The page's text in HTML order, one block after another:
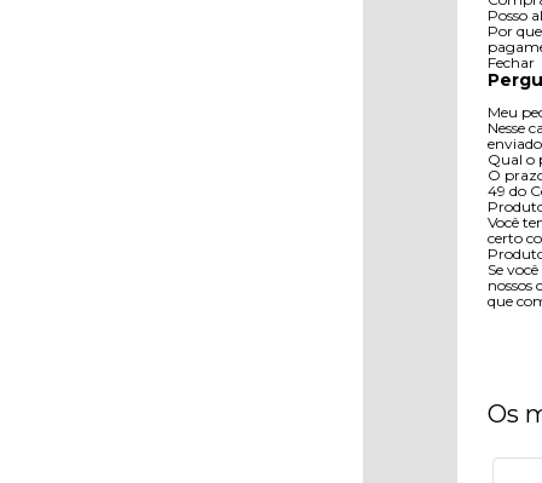
Posso
Por
Fechar
Meu
Nesse
Qual o
O
49 do
Você
certo
Se
nossos
que
Os